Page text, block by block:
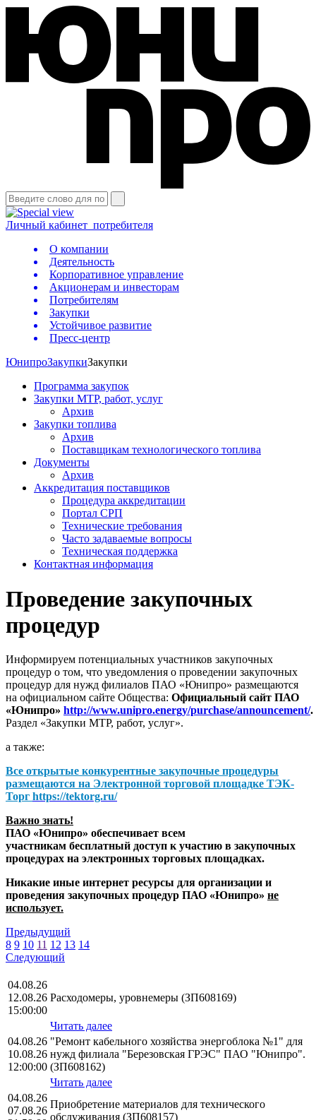
Личный кабинет потребителя
О компании
Деятельность
Корпоративное управление
Акционерам и инвесторам
Потребителям
Закупки
Устойчивое развитие
Пресс-центр
ЮнипроЗакупкиЗакупки
Программа закупок
Закупки МТР, работ, услуг
Архив
Закупки топлива
Архив
Поставщикам технологического топлива
Документы
Архив
Аккредитация поставщиков
Процедура аккредитации
Портал СРП
Технические требования
Часто задаваемые вопросы
Техническая поддержка
Контактная информация
Проведение закупочных
процедур
Информируем потенциальных участников закупочных
процедур о том, что уведомления о проведении закупочных
процедур для нужд филиалов ПАО «Юнипро» размещаются
на официальном сайте Общества: Официальный сайт ПАО
«Юнипро» http://www.unipro.energy/purchase/announcement/.
Раздел «Закупки МТР, работ, услуг».
а также:
Все открытые конкурентные закупочные процедуры
размещаются на Электронной торговой площадке ТЭК-
Торг https://tektorg.ru/
Важно знать!
ПАО «Юнипро» обеспечивает всем
участникам бесплатный доступ к участию в закупочных
процедурах на электронных торговых площадках.
Никакие иные интернет ресурсы для организации и
проведения закупочных процедур ПАО «Юнипро» не
использует.
Предыдущий
8 9 10 11 12 13 14
Следующий
04.08.26
12.08.26
15:00:00
Расходомеры, уровнемеры (ЗП608169)
Читать далее
04.08.26
10.08.26
12:00:00
"Ремонт кабельного хозяйства энергоблока №1" для
нужд филиала "Березовская ГРЭС" ПАО "Юнипро".
(ЗП608162)
Читать далее
04.08.26
07.08.26
Приобретение материалов для технического
обслуживания (ЗП608157)